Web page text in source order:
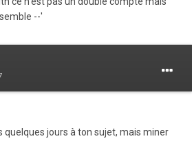
--'
quelques jours à ton sujet, mais miner